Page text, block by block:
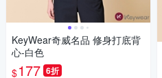
KeyWear奇威名品 修身打底背
心-白色
$177 6折